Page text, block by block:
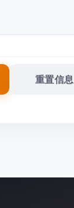
重置信息